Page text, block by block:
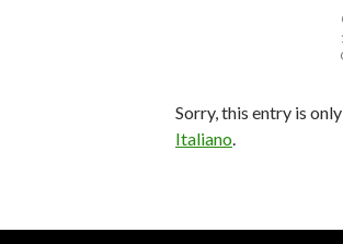
Sorry, this entry is
Italiano